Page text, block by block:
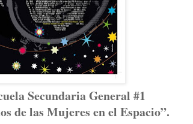
Secundaria General #1
de las Mujeres en el Espacio”.